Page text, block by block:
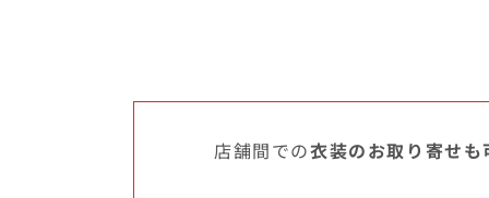
店舗間での衣装のお取り寄せも